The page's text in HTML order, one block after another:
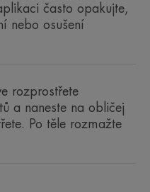
VODĚ A POTU* :
účinky slunečního
lehká a svěží textura
film.
často opakujte,
nebo osušení
rozprostřete
a naneste na obličej
Po těle rozmažte